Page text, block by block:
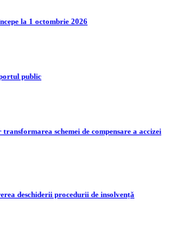
la 1 octombrie 2026
public
schemei de compensare a accizei
deschiderii procedurii de insolvență